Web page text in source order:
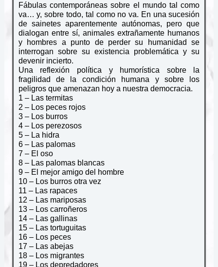
Fábulas contemporáneas sobre el mundo tal como
va… y, sobre todo, tal como no va. En una sucesión
de sainetes aparentemente autónomas, pero que
dialogan entre sí, animales extrañamente humanos
y hombres a punto de perder su humanidad se
interrogan sobre su existencia problemática y su
devenir incierto.
Una reflexión política y humorística sobre la
fragilidad de la condición humana y sobre los
peligros que amenazan hoy a nuestra democracia.
1 – Las termitas
2 – Los peces rojos
3 – Los burros
4 – Los perezosos
5 – La hidra
6 – Las palomas
7 – El oso
8 – Las palomas blancas
9 – El mejor amigo del hombre
10 – Los burros otra vez
11 – Las rapaces
12 – Las mariposas
13 – Los carroñeros
14 – Las gallinas
15 – Las tortuguitas
16 – Los peces
17 – Las abejas
18 – Los migrantes
19 – Los depredadores